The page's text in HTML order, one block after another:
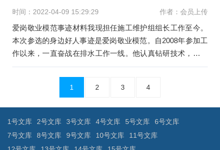
时间：2022-04-09 15:29:29 作者：会员上传
爱岗敬业模范事迹材料我现担任施工维护组组长工作至今。
本次参选的身边好人事迹是爱岗敬业模范。自2008年参加工
作以来，一直奋战在排水工作一线。他认真钻研技术，高压
疏通车、
1 2 3 4
1号文库 2号文库 3号文库 4号文库 5号文库
6号文库
7号文库
8号文库 9号文库 10号文库
11号文库